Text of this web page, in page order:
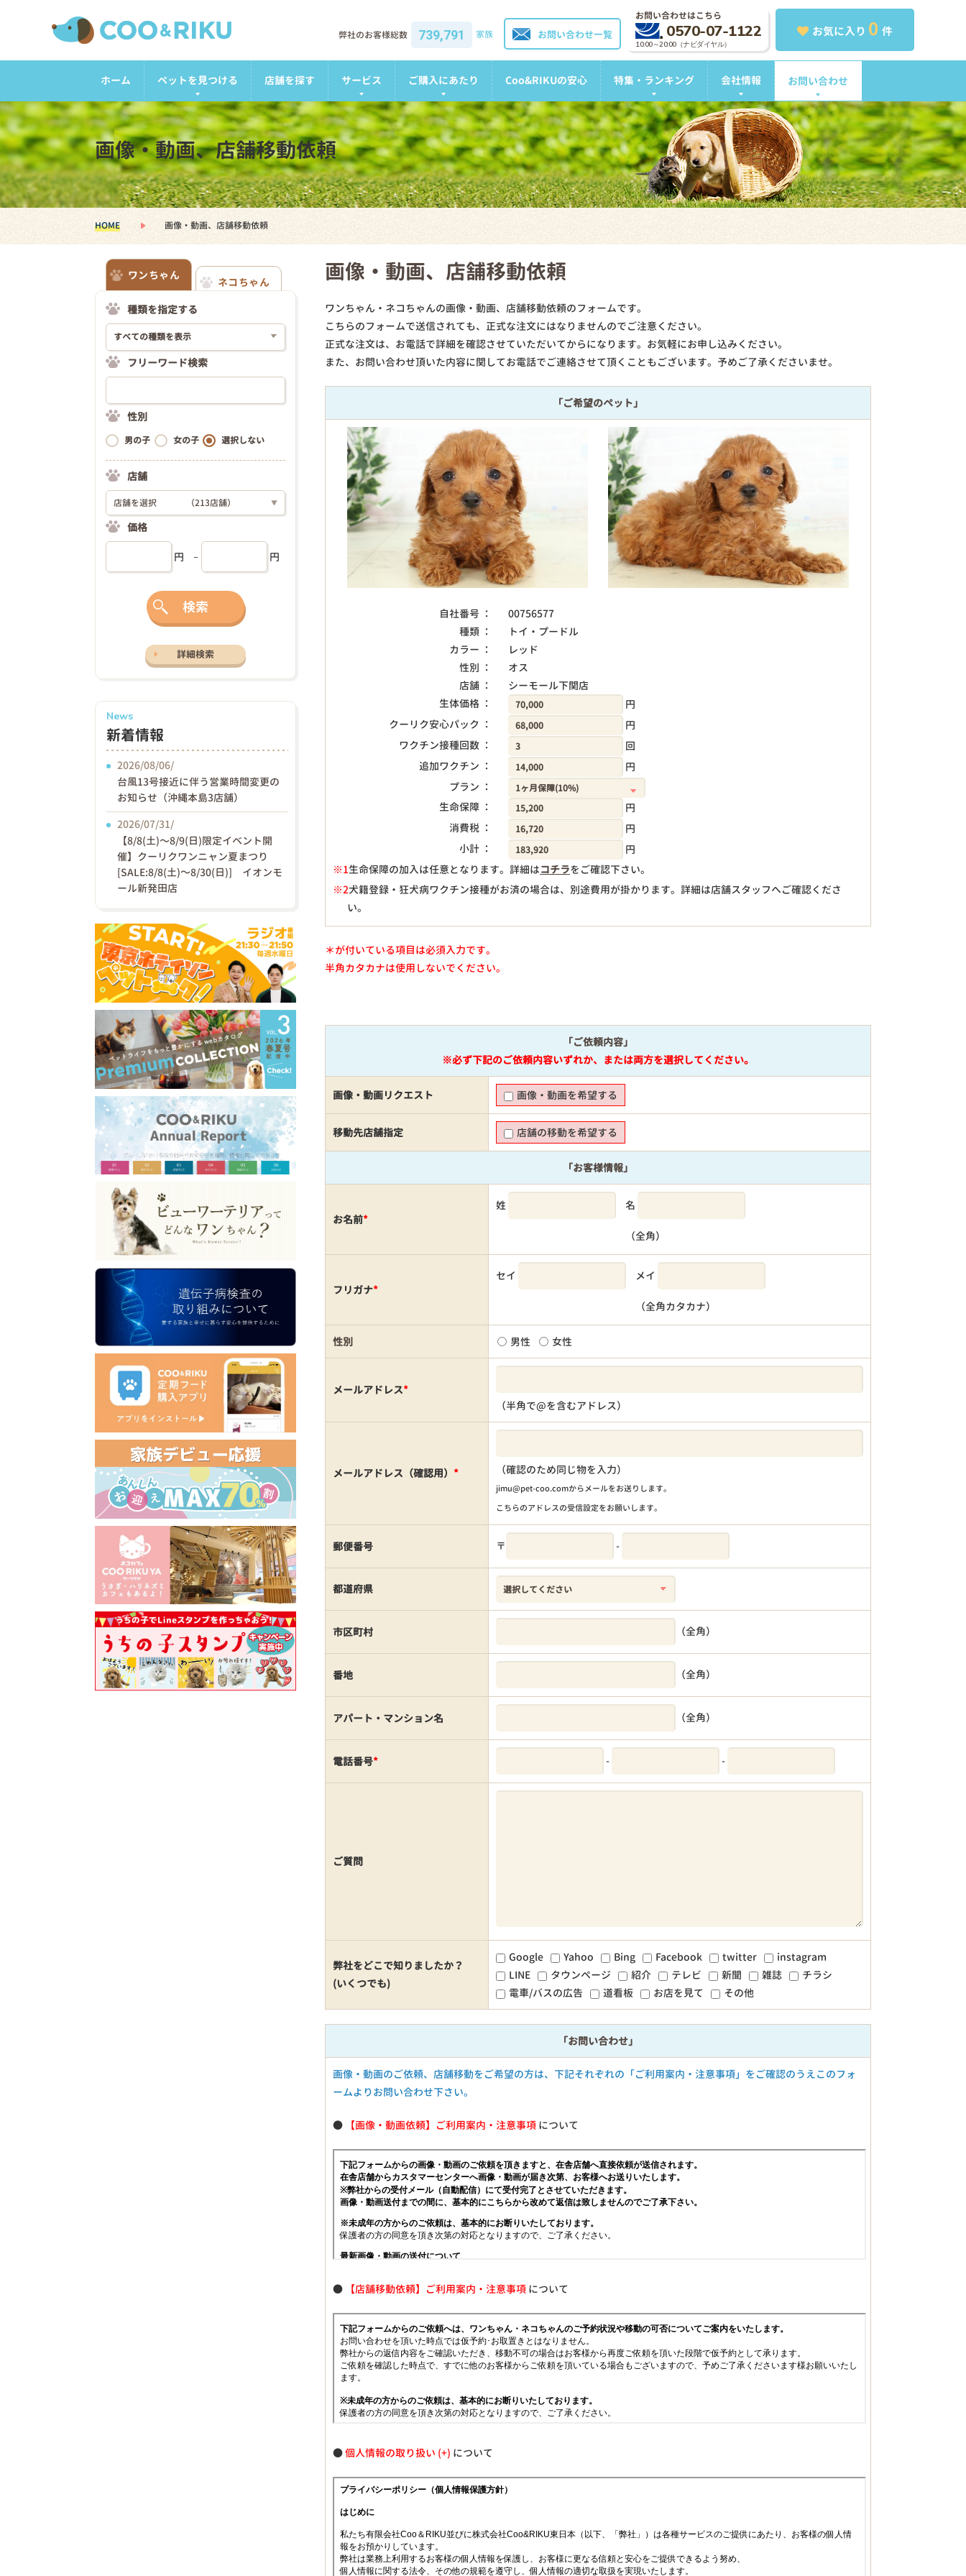
お気に入り 0 件
お問い合わせはこちら
0570-07-1122
10:00～20:00（ナビダイヤル）
お問い合わせ一覧
弊社のお客様総数 739,791 家族
ホーム ペットを見つける 店舗を探す サービス ご購入にあたり Coo&RIKUの安心 特集・ランキング 会社情報 お問い合わせ
画像・動画、店舗移動依頼
HOME 画像・動画、店舗移動依頼
画像・動画、店舗移動依頼
ワンちゃん・ネコちゃんの画像・動画、店舗移動依頼のフォームです。
こちらのフォームで送信されても、正式な注文にはなりませんのでご注意ください。
正式な注文は、お電話で詳細を確認させていただいてからになります。お気軽にお申し込みください。
また、お問い合わせ頂いた内容に関してお電話でご連絡させて頂くこともございます。予めご了承くださいませ。
「ご希望のペット」
自社番号 ：
00756577
種類 ：
トイ・プードル
カラー ：
レッド
性別 ：
オス
店舗 ：
シーモール下関店
生体価格 ：
円
クーリク安心パック ：
円
ワクチン接種回数 ：
回
追加ワクチン ：
円
プラン ：
生命保障 ：
円
消費税 ：
円
小計 ：
円
※1生命保障の加入は任意となります。詳細はコチラをご確認下さい。
※2犬籍登録・狂犬病ワクチン接種がお済の場合は、別途費用が掛かります。詳細は店舗スタッフへご確認くださ
い。
円
＊が付いている項目は必須入力です。
半角カタカナは使用しないでください。
「ご依頼内容」
※必ず下記のご依頼内容いずれか、または両方を選択してください。
画像・動画リクエスト 画像・動画を希望する
移動先店舗指定 店舗の移動を希望する
「お客様情報」
お名前*
姓 名
（全角）
フリガナ*
セイ メイ
（全角カタカナ）
性別 男性 女性
メールアドレス*
（半角で@を含むアドレス）
メールアドレス（確認用） * （確認のため同じ物を入力）
jimu@pet-coo.comからメールをお送りします。
こちらのアドレスの受信設定をお願いします。
郵便番号 〒 -
都道府県
市区町村 （全角）
番地 （全角）
アパート・マンション名 （全角）
電話番号* - -
ご質問
弊社をどこで知りましたか？
(いくつでも)
Google Yahoo Bing Facebook twitter
instagram
LINE
タウンページ 紹介 テレビ 新聞 雑誌
チラシ
電車/バスの広告
道看板 お店を見て その他
「お問い合わせ」
画像・動画のご依頼、店舗移動をご希望の方は、下記それぞれの「ご利用案内・注意事項」をご確認のうえこのフォ
ームよりお問い合わせ下さい。
● 【画像・動画依頼】ご利用案内・注意事項 について
● 【店舗移動依頼】ご利用案内・注意事項 について
●個人情報の取り扱い について
ワンちゃん
ネコちゃん
種類を指定する
フリーワード検索
性別
男の子 女の子 選択しない
店舗
店舗を選択 （213店舗） ▼
価格
円 円
検索
詳細検索
News
新着情報
2026/08/06/
台風13号接近に伴う営業時間変更の
お知らせ（沖縄本島3店舗）
2026/07/31/
【8/8(土)〜8/9(日)限定イベント開
催】クーリクワンニャン夏まつり
[SALE:8/8(土)～8/30(日)] イオンモ
ール新発田店